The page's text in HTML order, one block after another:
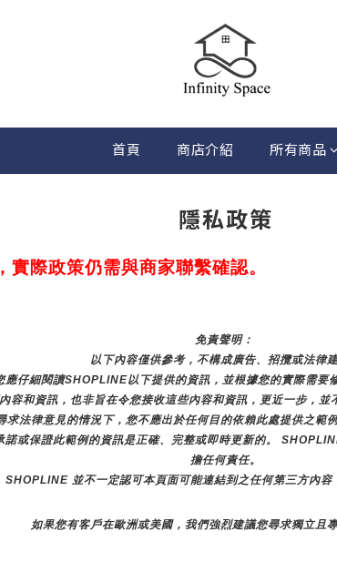
首頁 商店介紹 所有商品
隱私政策
際政策仍需與商家聯繫確認。
免責聲明：
以下內容僅供參考，不構成廣告、招攬或法律建
仔細閱讀SHOPLINE以下提供的資訊，並根據您的實際需
容和資訊，也非旨在令您接收這些內容和資訊，更近一步，
法律意見的情況下，您不應出於任何目的依賴此處提供之
或保證此範例的資訊是正確、完整或即時更新的。
擔任何責任。
SHOPLINE 並不一定認可本頁面可能連結到之任何第三方內容
如果您有客戶在歐洲或美國，我們強烈建議您尋求獨立且